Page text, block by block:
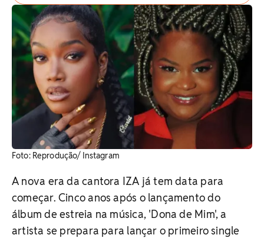
Foto: Reprodução/ Instagram
A nova era da cantora IZA já tem data para
começar. Cinco anos após o lançamento do
álbum de estreia na música, 'Dona de Mim', a
artista se prepara para lançar o primeiro single